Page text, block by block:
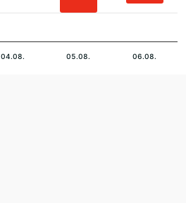
04.08. 05.08. 06.08.